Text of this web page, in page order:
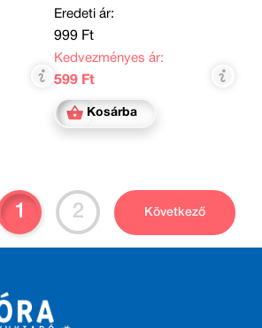
Eredeti ár:
999 Ft
Kedvezményes ár:
599 Ft
Kosárba
1 2 Következő